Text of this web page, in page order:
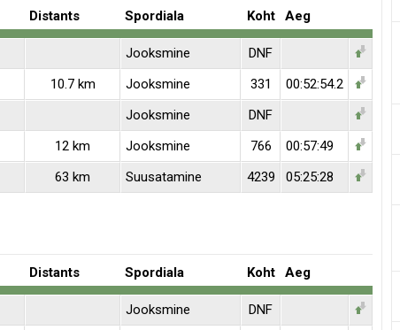
Distants Spordiala Koht Aeg
Jooksmine DNF
10.7 km Jooksmine 331 00:52:54.2
Jooksmine DNF
12 km Jooksmine 766 00:57:49
63 km Suusatamine 4239
05:25:28
Distants Spordiala Koht Aeg
Jooksmine DNF